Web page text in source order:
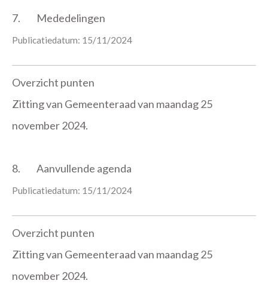
7. Mededelingen
Publicatiedatum: 15/11/2024
Overzicht punten
Zitting van Gemeenteraad van maandag 25
november 2024.
8. Aanvullende agenda
Publicatiedatum: 15/11/2024
Overzicht punten
Zitting van Gemeenteraad van maandag 25
november 2024.